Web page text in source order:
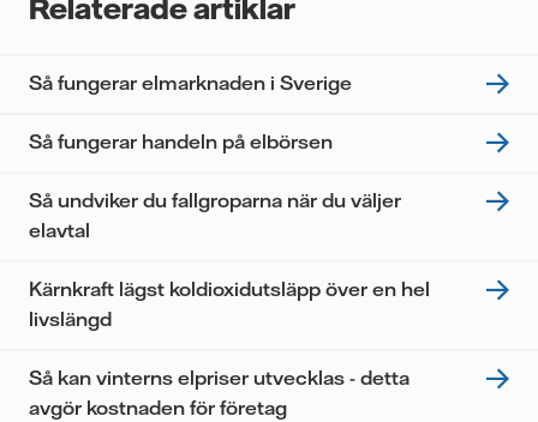
tredje part, och du kan när som helst återkalla ditt
personuppgifter.
Jag samtycker till att Vattenfall behandlar mina
nyhetsbrevet.*
Relaterade artiklar
Så fungerar elmarknaden i Sverige
Så fungerar handeln på elbörsen
Så undviker du fallgroparna när du väljer
elavtal
Kärnkraft lägst koldioxidutsläpp över en hel
livslängd
Så kan vinterns elpriser utvecklas - detta
avgör kostnaden för företag